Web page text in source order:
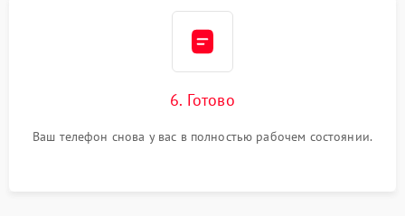
6. Готово
Ваш телефон снова у вас в полностью рабочем состоянии.